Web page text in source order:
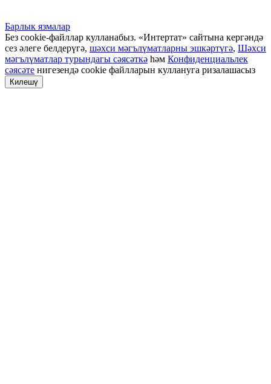
Барлык язмалар
Без cookie-файллар кулланабыз. «Интертат» сайтына кергәндә
сез әлеге белдерүгә, шәхси мәгълүматларны эшкәртүгә, Шәхси
мәгълүматлар турындагы сәясәткә һәм Конфиденциальлек
сәясәте нигезендә cookie файлларын куллануга ризалашасыз
Килешү